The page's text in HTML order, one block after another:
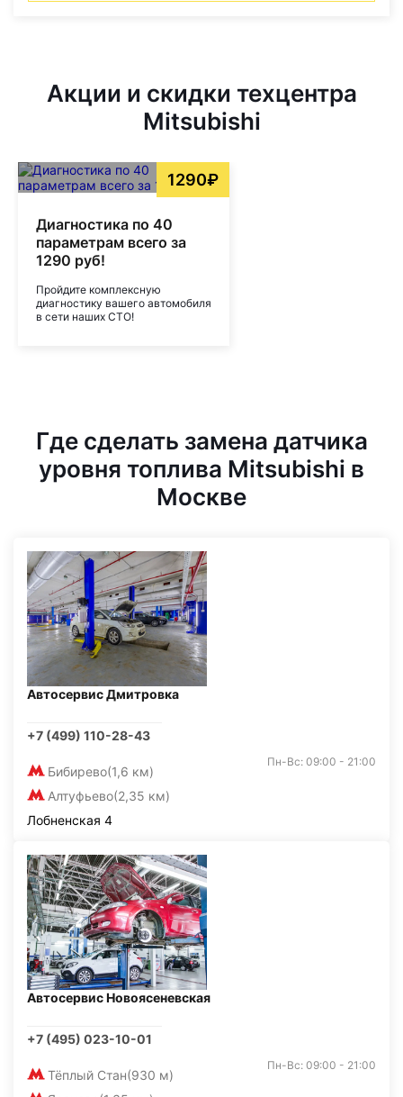
Акции и скидки техцентра
Mitsubishi
1290₽
Диагностика по 40
параметрам всего за
1290 руб!
Пройдите комплексную
диагностику вашего автомобиля
в сети наших СТО!
Где сделать замена датчика
уровня топлива Mitsubishi в
Москве
Автосервис Дмитровка
+7 (499) 110-28-43
Бибирево(1,6 км)
Алтуфьево(2,35 км)
Пн-Вс: 09:00 - 21:00
Лобненская 4
Автосервис Новоясеневская
+7 (495) 023-10-01
Тёплый Стан(930 м)
Пн-Вс: 09:00 - 21:00